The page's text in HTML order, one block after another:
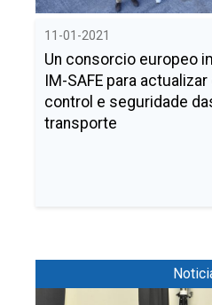
11-01-2021
Un consorcio europeo
IM-SAFE para
control e seguridade
transporte